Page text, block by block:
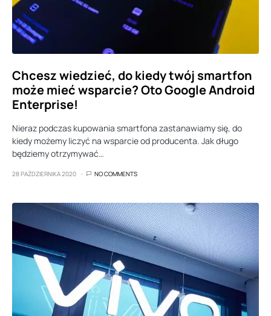
Chcesz wiedzieć, do kiedy twój smartfon
może mieć wsparcie? Oto Google Android
Enterprise!
Nieraz podczas kupowania smartfona zastanawiamy się, do
kiedy możemy liczyć na wsparcie od producenta. Jak długo
będziemy otrzymywać…
28 PAŹDZIERNIKA 2020 NO COMMENTS